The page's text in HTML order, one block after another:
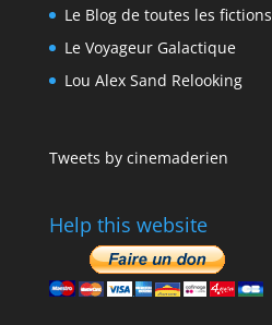
Le Blog de toutes les fictions
Le Voyageur Galactique
Lou Alex Sand Relooking
Tweets by cinemaderien
Help this website